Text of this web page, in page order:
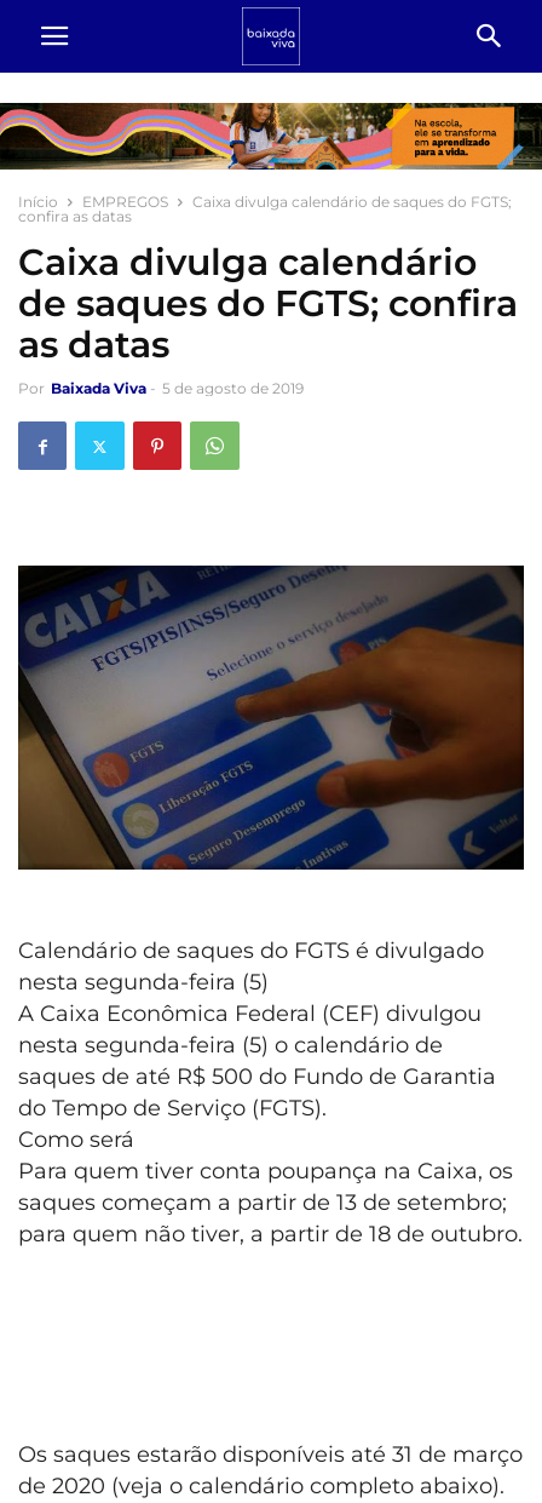
Início EMPREGOS
Caixa divulga calendário de saques do FGTS;
confira as datas
Caixa divulga calendário
de saques do FGTS; confira
as datas
Por Baixada Viva - 5 de agosto de 2019
Calendário de saques do FGTS é divulgado
nesta segunda-feira (5)
A Caixa Econômica Federal (CEF) divulgou
nesta segunda-feira (5) o calendário de
saques de até R$ 500 do Fundo de Garantia
do Tempo de Serviço (FGTS).
Como será
Para quem tiver conta poupança na Caixa, os
saques começam a partir de 13 de setembro;
para quem não tiver, a partir de 18 de outubro.
Os saques estarão disponíveis até 31 de março
de 2020 (veja o calendário completo abaixo).